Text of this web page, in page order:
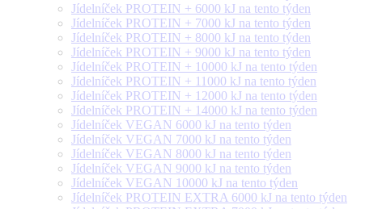
Jídelníček PROTEIN + 6000 kJ na tento týden
Jídelníček PROTEIN + 7000 kJ na tento týden
Jídelníček PROTEIN + 8000 kJ na tento týden
Jídelníček PROTEIN + 9000 kJ na tento týden
Jídelníček PROTEIN + 10000 kJ na tento týden
Jídelníček PROTEIN + 11000 kJ na tento týden
Jídelníček PROTEIN + 12000 kJ na tento týden
Jídelníček PROTEIN + 14000 kJ na tento týden
Jídelníček VEGAN 6000 kJ na tento týden
Jídelníček VEGAN 7000 kJ na tento týden
Jídelníček VEGAN 8000 kJ na tento týden
Jídelníček VEGAN 9000 kJ na tento týden
Jídelníček VEGAN 10000 kJ na tento týden
Jídelníček PROTEIN EXTRA 6000 kJ na tento týden